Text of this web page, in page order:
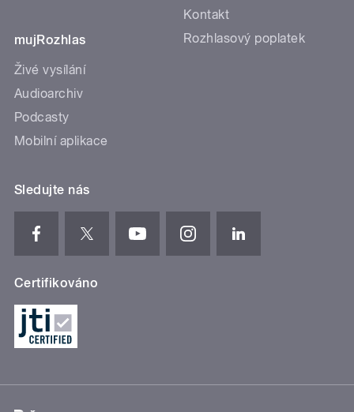
mujRozhlas
Živé vysílání
Audioarchiv
Podcasty
Mobilní aplikace
Kontakt
Rozhlasový poplatek
Sledujte nás
Certifikováno